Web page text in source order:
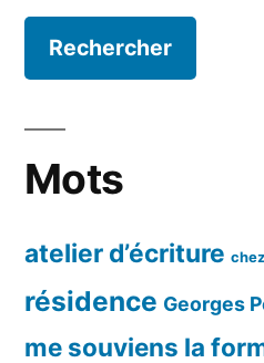
Mots
atelier d’écriture
résidence Georges
me souviens la